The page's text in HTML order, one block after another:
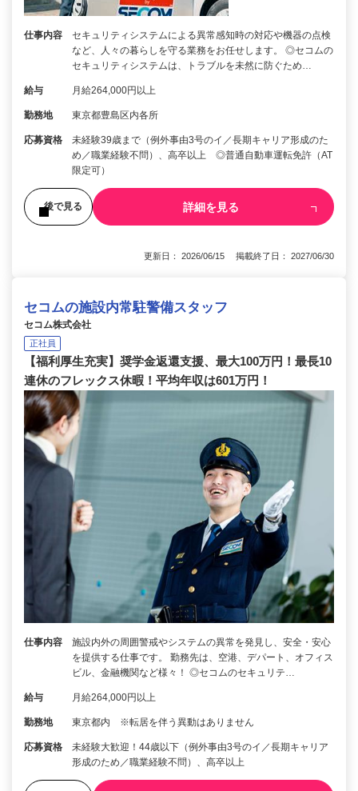
仕事内容
セキュリティシステムによる異常感知時の対応や機器の点検
など、人々の暮らしを守る業務をお任せします。 ◎セコムの
セキュリティシステムは、トラブルを未然に防ぐため…
給与 月給264,000円以上
勤務地 東京都豊島区内各所
応募資格
未経験39歳まで（例外事由3号のイ／長期キャリア形成のた
め／職業経験不問）、高卒以上 ◎普通自動車運転免許（AT
限定可）
後で見る 詳細を見る
更新日： 2026/06/15 掲載終了日： 2027/06/30
セコムの施設内常駐警備スタッフ
セコム株式会社
正社員
【福利厚生充実】奨学金返還支援、最大100万円！最長10
連休のフレックス休暇！平均年収は601万円！
仕事内容
施設内外の周囲警戒やシステムの異常を発見し、安全・安心
を提供する仕事です。 勤務先は、空港、デパート、オフィス
ビル、金融機関など様々！ ◎セコムのセキュリテ…
給与 月給264,000円以上
勤務地 東京都内 ※転居を伴う異動はありません
応募資格
未経験大歓迎！44歳以下（例外事由3号のイ／長期キャリア
形成のため／職業経験不問）、高卒以上